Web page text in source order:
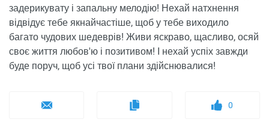
задерикувату і запальну мелодію! Нехай натхнення
відвідує тебе якнайчастіше, щоб у тебе виходило
багато чудових шедеврів! Живи яскраво, щасливо, осяй
своє життя любов'ю і позитивом! І нехай успіх завжди
буде поруч, щоб усі твої плани здійснювалися!
0